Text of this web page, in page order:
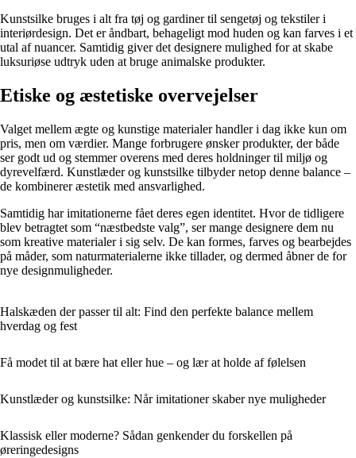
Kunstsilke bruges i alt fra tøj og gardiner til sengetøj og tekstiler i
interiørdesign. Det er åndbart, behageligt mod huden og kan farves i et
utal af nuancer. Samtidig giver det designere mulighed for at skabe
luksuriøse udtryk uden at bruge animalske produkter.
Etiske og æstetiske overvejelser
Valget mellem ægte og kunstige materialer handler i dag ikke kun om
pris, men om værdier. Mange forbrugere ønsker produkter, der både
ser godt ud og stemmer overens med deres holdninger til miljø og
dyrevelfærd. Kunstlæder og kunstsilke tilbyder netop denne balance –
de kombinerer æstetik med ansvarlighed.
Samtidig har imitationerne fået deres egen identitet. Hvor de tidligere
blev betragtet som “næstbedste valg”, ser mange designere dem nu
som kreative materialer i sig selv. De kan formes, farves og bearbejdes
på måder, som naturmaterialerne ikke tillader, og dermed åbner de for
nye designmuligheder.
Halskæden der passer til alt: Find den perfekte balance mellem
hverdag og fest
Få modet til at bære hat eller hue – og lær at holde af følelsen
Kunstlæder og kunstsilke: Når imitationer skaber nye muligheder
Klassisk eller moderne? Sådan genkender du forskellen på
øreringedesigns